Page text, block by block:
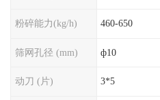
粉碎能力(kg/h) 460-650
筛网孔径 (mm) ф10
动刀 (片) 3*5